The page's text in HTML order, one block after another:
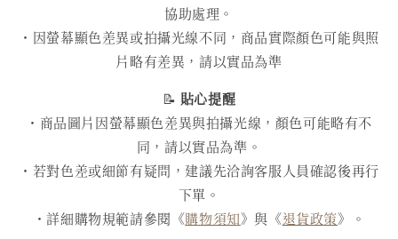
協助處理。
・因螢幕顯色差異或拍攝光線不同，商品實際顏色可能與照
片略有差異，請以實品為準
📝 貼心提醒
・商品圖片因螢幕顯色差異與拍攝光線，顏色可能略有不
同，請以實品為準。
・若對色差或細節有疑問，建議先洽詢客服人員確認後再行
下單。
・詳細購物規範請參閱《購物須知》與《退貨政策》。